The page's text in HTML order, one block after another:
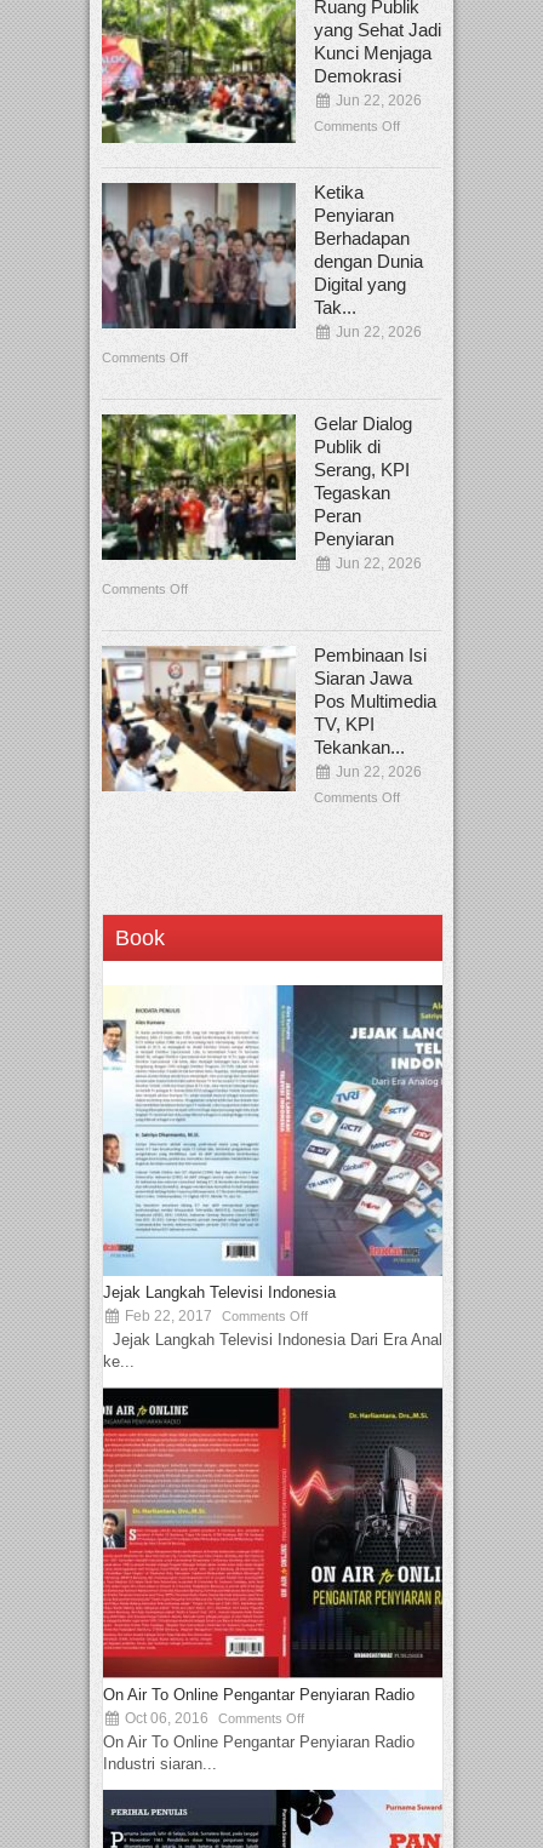
Ruang Publik
yang Sehat Jadi
Kunci Menjaga
Demokrasi
Jun 22, 2026
Comments Off
Ketika
Penyiaran
Berhadapan
dengan Dunia
Digital yang
Tak...
Jun 22, 2026
Comments Off
Gelar Dialog
Publik di
Serang, KPI
Tegaskan
Peran
Penyiaran
Jun 22, 2026
Comments Off
Pembinaan Isi
Siaran Jawa
Pos Multimedia
TV, KPI
Tekankan...
Jun 22, 2026
Comments Off
Book
Jejak Langkah Televisi Indonesia
Feb 22, 2017 Comments Off
Jejak Langkah Televisi Indonesia Dari Era Analog
ke...
On Air To Online Pengantar Penyiaran Radio
Oct 06, 2016 Comments Off
On Air To Online Pengantar Penyiaran Radio
Industri siaran...